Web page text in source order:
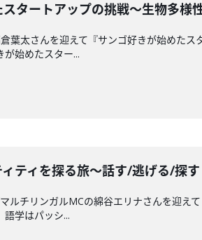
タートアップの挑戦〜生物多様
葉太さんを迎えて『サンゴ好きが始めた
始めたスター...
ティを探る旅〜話す/逃げる/探す
ルチリンガルMCの綿谷エリナさんを迎え
学はパッシ...